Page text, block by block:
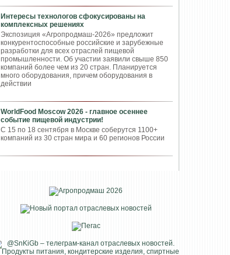
Интересы технологов сфокусированы на
комплексных решениях
Экспозиция «Агропродмаш-2026» предложит
конкурентоспособные российские и зарубежные
разработки для всех отраслей пищевой
промышленности. Об участии заявили свыше 850
компаний более чем из 20 стран. Планируется
много оборудования, причем оборудования в
действии
WorldFood Moscow 2026 - главное осеннее
событие пищевой индустрии!
С 15 по 18 сентября в Москве соберутся 1100+
компаний из 30 стран мира и 60 регионов России